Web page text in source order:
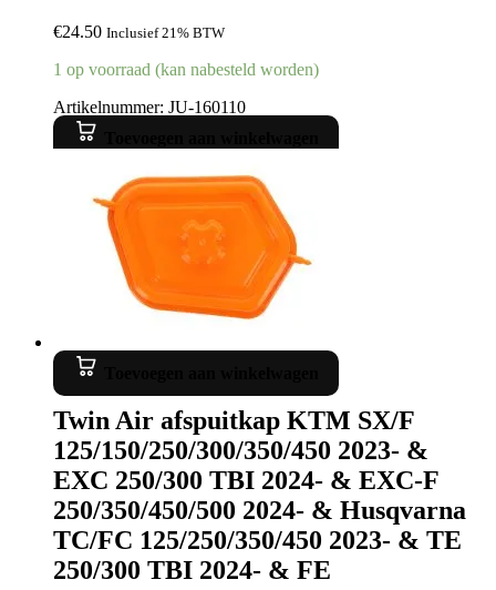
€24.50 Inclusief 21% BTW
1 op voorraad (kan nabesteld worden)
Artikelnummer: JU-160110
Twin Air afspuitkap KTM SX/F
125/150/250/300/350/450 2023- &
EXC 250/300 TBI 2024- & EXC-F
250/350/450/500 2024- & Husqvarna
TC/FC 125/250/350/450 2023- & TE
250/300 TBI 2024- & FE